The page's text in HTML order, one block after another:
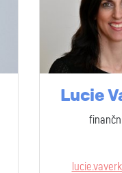
Lucie